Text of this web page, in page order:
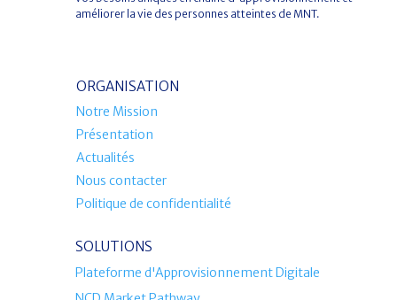
améliorer la vie des personnes atteintes de MNT.
ORGANISATION
Notre Mission
Présentation
Actualités
Nous contacter
Politique de confidentialité
SOLUTIONS
Plateforme d'Approvisionnement Digitale